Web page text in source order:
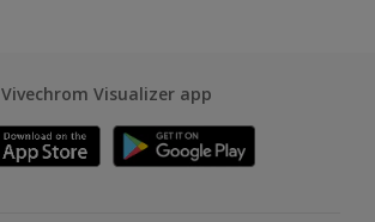
Vivechrom Visualizer app